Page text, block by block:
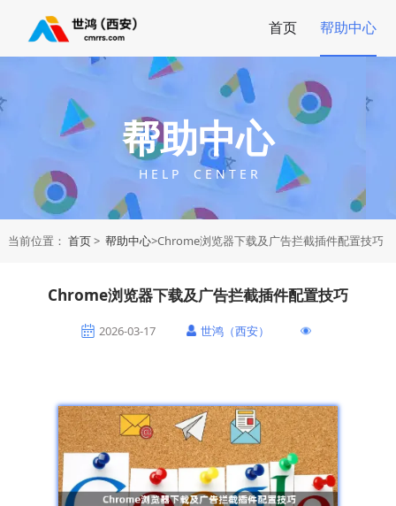
首页 帮助中心
帮助中心
H E L P C E N T E R
当前位置： 首页> 帮助中心>Chrome浏览器下载及广告拦截插件配置技巧
Chrome浏览器下载及广告拦截插件配置技巧
2026-03-17 世鸿（西安）